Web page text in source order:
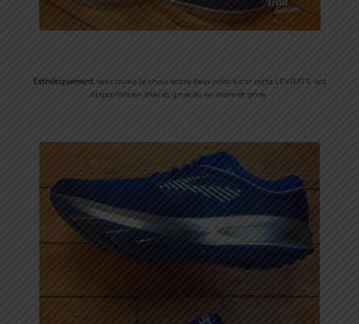
Esthétiquementvous aurez le choix entre deux coloris car cette LEVITATE est
disponible en bleu et grise ou en noire et grise.